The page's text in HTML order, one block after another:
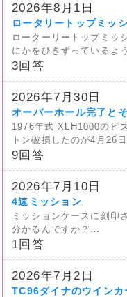
2026年8月1日
ロータリートップミッ
ローターリートップミッ
にかをひきずっているよ
3回答
2026年7月30日
オーバーホール完了と
1976年式 XLH1000のピ
トン破損したのが4月26
9回答
2026年7月10日
4速ミッション
ミッションケースに刻印
分かるんですか？…
1回答
2026年7月2日
TC96ダイナのウインカ